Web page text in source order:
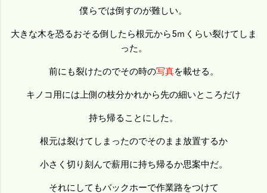
僕らでは倒すのが難しい。
大きな木を恐るおそる倒したら根元から5ｍくらい裂けてしま
った。
前にも裂けたのでその時の写真を載せる。
キノコ用には上側の枝分かれから先の細いところだけ
持ち帰ることにした。
根元は裂けてしまったのでそのまま放置するか
小さく切り刻んで薪用に持ち帰るか思案中だ。
それにしてもバックホーで作業路をつけて